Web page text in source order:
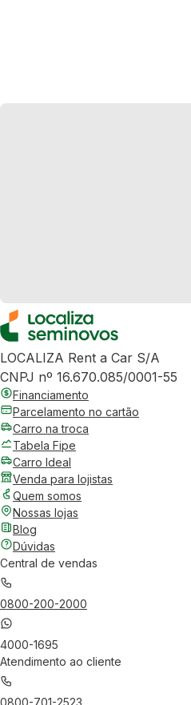
LOCALIZA Rent a Car S/A
CNPJ nº 16.670.085/0001-55
Financiamento
Parcelamento no cartão
Carro na troca
Tabela Fipe
Carro Ideal
Venda para lojistas
Quem somos
Nossas lojas
Blog
Dúvidas
Central de vendas
0800-200-2000
4000-1695
Atendimento ao cliente
0800-701-2523